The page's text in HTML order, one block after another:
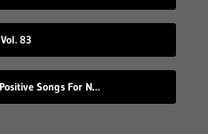
83
Review: Frank Turner – Positive Songs For Negative People